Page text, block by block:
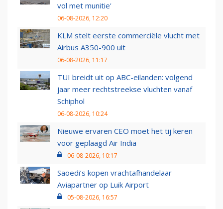
vol met munitie'
06-08-2026, 12:20
KLM stelt eerste commerciële vlucht met
Airbus A350-900 uit
06-08-2026, 11:17
TUI breidt uit op ABC-eilanden: volgend
jaar meer rechtstreekse vluchten vanaf
Schiphol
06-08-2026, 10:24
Nieuwe ervaren CEO moet het tij keren
voor geplaagd Air India
06-08-2026, 10:17
Saoedi’s kopen vrachtafhandelaar
Aviapartner op Luik Airport
05-08-2026, 16:57